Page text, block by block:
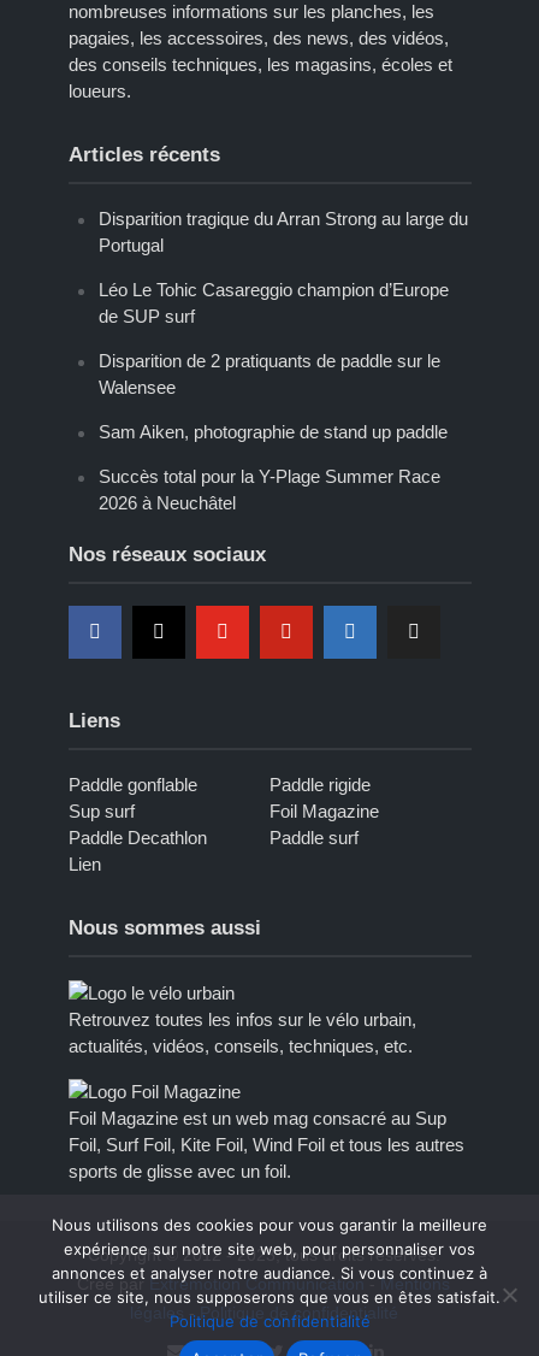
nombreuses informations sur les planches, les
pagaies, les accessoires, des news, des vidéos,
des conseils techniques, les magasins, écoles et
loueurs.
Articles récents
Disparition tragique du Arran Strong au large du
Portugal
Léo Le Tohic Casareggio champion d’Europe
de SUP surf
Disparition de 2 pratiquants de paddle sur le
Walensee
Sam Aiken, photographie de stand up paddle
Succès total pour la Y-Plage Summer Race
2026 à Neuchâtel
Nos réseaux sociaux
Liens
Paddle gonflable
Paddle rigide
Sup surf
Foil Magazine
Paddle Decathlon
Paddle surf
Lien
Nous sommes aussi
Retrouvez toutes les infos sur le vélo urbain,
actualités, vidéos, conseils, techniques, etc.
Foil Magazine est un web mag consacré au Sup
Foil, Surf Foil, Kite Foil, Wind Foil et tous les autres
sports de glisse avec un foil.
Copyright © 2012 - 2023, tous droits réservés.
Créé par Extremotion Communication-Mentions
légales
-Politique de confidentialité
Nous utilisons des cookies pour vous garantir la meilleure
expérience sur notre site web, pour personnaliser vos
annonces et analyser notre audiance. Si vous continuez à
utiliser ce site, nous supposerons que vous en êtes satisfait.
Politique de confidentialité